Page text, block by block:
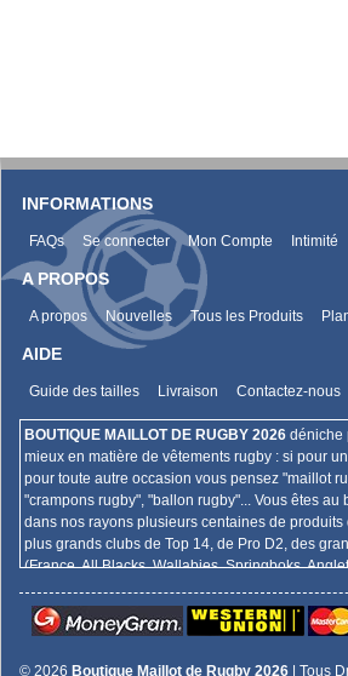
INFORMATIONS
FAQs Se connecter Mon Compte Intimité
A PROPOS
A propos Nouvelles Tous les Produits
AIDE
Guide des tailles Livraison Contactez-nous
BOUTIQUE MAILLOT DE RUGBY 2026 déniche
mieux en matière de vêtements rugby : si pour
pour toute autre occasion vous pensez "maillot
"crampons rugby", "ballon rugby"... Vous êtes au
dans nos rayons plusieurs centaines de produits
plus grands clubs de Top 14, de Pro D2, des
(France, All Blacks, Wallabies, Springboks,
championnats internationaux (Super Rugby,
Pro 12,...),... Et bien plus encore !
© 2026 Boutique Maillot de Rugby 2026 | Tous